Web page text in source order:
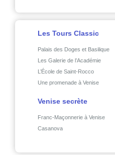
Les Tours Classic
Palais des Doges et Basilique
Les Galerie de l’Académie
L’École de Saint-Rocco
Une promenade à Venise
Venise secrète
Franc-Maçonnerie à Venise
Casanova